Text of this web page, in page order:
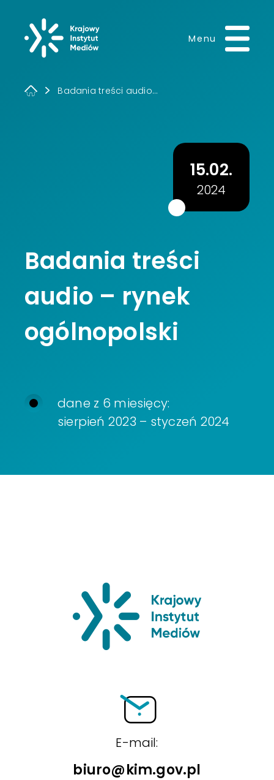
Krajowy Instytut
Menu
Badania treści audio...
Badania treści
audio – rynek
ogólnopolski
dane z 6 miesięcy:
sierpień 2023 – styczeń 2024
15.02.
2024
E-mail:
biuro@kim.gov.pl